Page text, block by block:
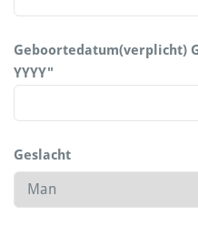
Geboortedatum(verplicht)
YYYY"
Geslacht